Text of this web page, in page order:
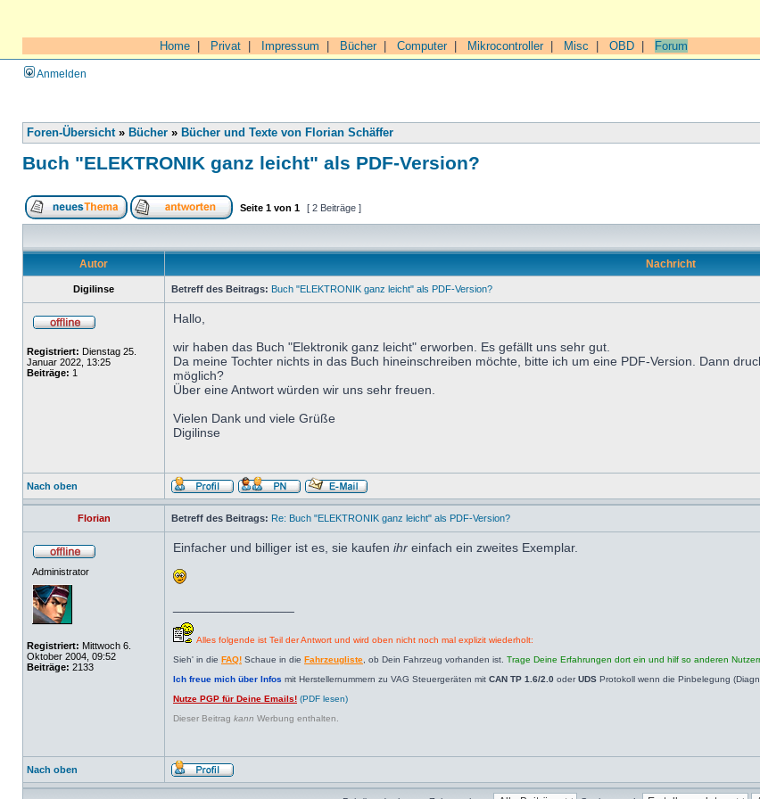
Home Privat Impressum Bücher| Computer| Mikrocontroller| Misc OBD Forum
Anmelden
Foren-Übersicht» Bücher » Bücher und Texte von Florian Schäffer
Buch "ELEKTRONIK ganz leicht" als PDF-Version?
Seite 1 von 1 [ 2 Beiträge ]
Autor Nachricht
Digilinse Betreff des Beitrags: Buch "ELEKTRONIK ganz leicht" als PDF-Version?
Registriert: Dienstag 25.
Januar 2022, 13:25
Beiträge: 1
Hallo,
wir haben das Buch "Elektronik ganz leicht" erworben. Es gefällt uns sehr gut.
Da meine Tochter nichts in das Buch hineinschreiben möchte, bitte ich um eine PDF-Version. Dann
möglich?
Über eine Antwort würden wir uns sehr freuen.
Vielen Dank und viele Grüße
Digilinse
Nach oben
Florian Betreff des Beitrags: Re: Buch "ELEKTRONIK ganz leicht" als PDF-Version?
Administrator
Registriert: Mittwoch 6.
Oktober 2004, 09:52
Beiträge: 2133
Einfacher und billiger ist es, sie kaufen ihr einfach ein zweites Exemplar.
Alles folgende ist Teil der Antwort und wird oben nicht noch mal explizit wiederholt:
Sieh' in die FAQ! Schaue in die Fahrzeugliste , ob Dein Fahrzeug vorhanden ist. Trage Deine Erfahrungen dort ein und hilf so anderen
Ich freue mich über Infos mit Herstellernummern zu VAG Steuergeräten mit CAN TP 1.6/2.0 oderUDS Protokoll wenn die Pinbelegung
Nutze PGP für Deine Emails! (PDF lesen)
Dieser Beitrag kann Werbung enthalten.
Nach oben